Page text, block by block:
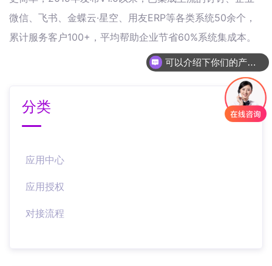
微信、飞书、金蝶云·星空、用友ERP等各类系统50余个，
累计服务客户100+，平均帮助企业节省60%系统集成本。
分类
应用中心
应用授权
对接流程
可以介绍下你们的产品么